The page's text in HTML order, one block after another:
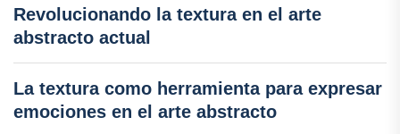
Revolucionando la textura en el arte
abstracto actual
La textura como herramienta para expresar
emociones en el arte abstracto